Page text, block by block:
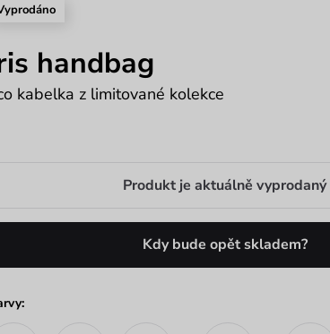
handbag
kabelka z limitované kolekce
Produkt je aktuálně vyprodaný
Kdy bude opět skladem?